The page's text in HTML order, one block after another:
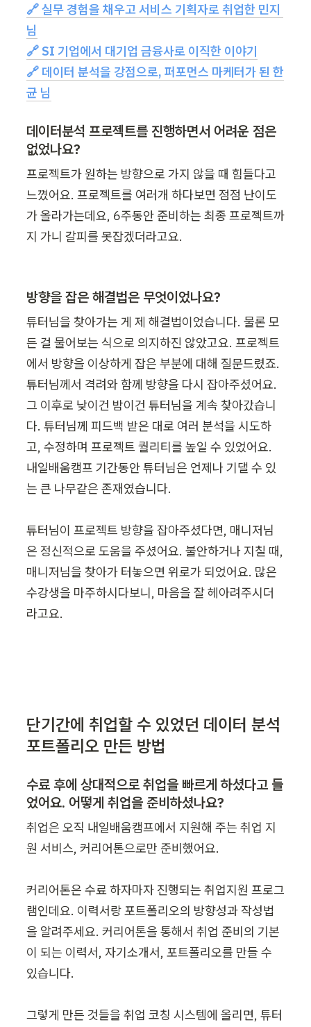
🔗 실무 경험을 채우고 서비스 기획자로 취업한 민지
🔗 데이터 분석을 강점으로, 퍼포먼스 마케터가 된 한
균 님
데이터분석 프로젝트를 진행하면서 어려운 점은
없었나요?
프로젝트가 원하는 방향으로 가지 않을 때 힘들다고
느꼈어요. 프로젝트를 여러개 하다보면 점점 난이도
가 올라가는데요, 6주동안 준비하는 최종 프로젝트까
지 가니 갈피를 못잡겠더라고요.
방향을 잡은 해결법은 무엇이었나요?
튜터님을 찾아가는 게 제 해결법이었습니다. 물론 모
든 걸 물어보는 식으로 의지하진 않았고요. 프로젝트
에서 방향을 이상하게 잡은 부분에 대해 질문드렸죠.
튜터님께서 격려와 함께 방향을 다시 잡아주셨어요.
그 이후로 낮이건 밤이건 튜터님을 계속 찾아갔습니
다. 튜터님께 피드백 받은 대로 여러 분석을 시도하
고, 수정하며 프로젝트 퀄리티를 높일 수 있었어요.
내일배움캠프 기간동안 튜터님은 언제나 기댈 수 있
는 큰 나무같은 존재였습니다.
튜터님이 프로젝트 방향을 잡아주셨다면, 매니저님
은 정신적으로 도움을 주셨어요. 불안하거나 지칠 때,
매니저님을 찾아가 터놓으면 위로가 되었어요. 많은
수강생을 마주하시다보니, 마음을 잘 헤아려주시더
라고요.
단기간에 취업할 수 있었던 데이터 분석
포트폴리오 만든 방법
수료 후에 상대적으로 취업을 빠르게 하셨다고 들
었어요. 어떻게 취업을 준비하셨나요?
취업은 오직 내일배움캠프에서 지원해 주는 취업 지
원 서비스, 커리어톤으로만 준비했어요.
커리어톤은 수료 하자마자 진행되는 취업지원 프로그
램인데요. 이력서랑 포트폴리오의 방향성과 작성법
을 알려주세요. 커리어톤을 통해서 취업 준비의 기본
이 되는 이력서, 자기소개서, 포트폴리오를 만들 수
있습니다.
그렇게 만든 것들을 취업 코칭 시스템에 올리면, 튜터